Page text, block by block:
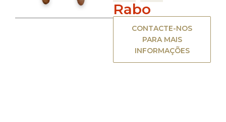
Rabo
CONTACTE-NOS
PARA MAIS
INFORMAÇÕES